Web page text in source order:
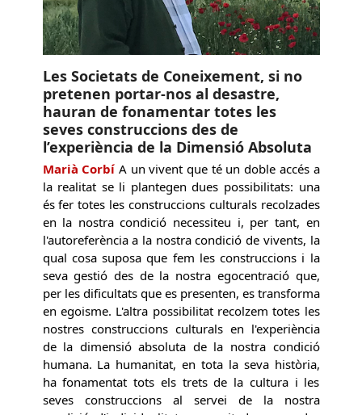
Les Societats de Coneixement, si no
pretenen portar-nos al desastre,
hauran de fonamentar totes les
seves construccions des de
l’experiència de la Dimensió Absoluta
Marià Corbí A un vivent que té un doble accés a
la realitat se li plantegen dues possibilitats: una
és fer totes les construccions culturals recolzades
en la nostra condició necessiteu i, per tant, en
l'autoreferència a la nostra condició de vivents, la
qual cosa suposa que fem les construccions i la
seva gestió des de la nostra egocentració que,
per les dificultats que es presenten, es transforma
en egoisme. L'altra possibilitat recolzem totes les
nostres construccions culturals en l'experiència
de la dimensió absoluta de la nostra condició
humana. La humanitat, en tota la seva història,
ha fonamentat tots els trets de la cultura i les
seves construccions al servei de la nostra